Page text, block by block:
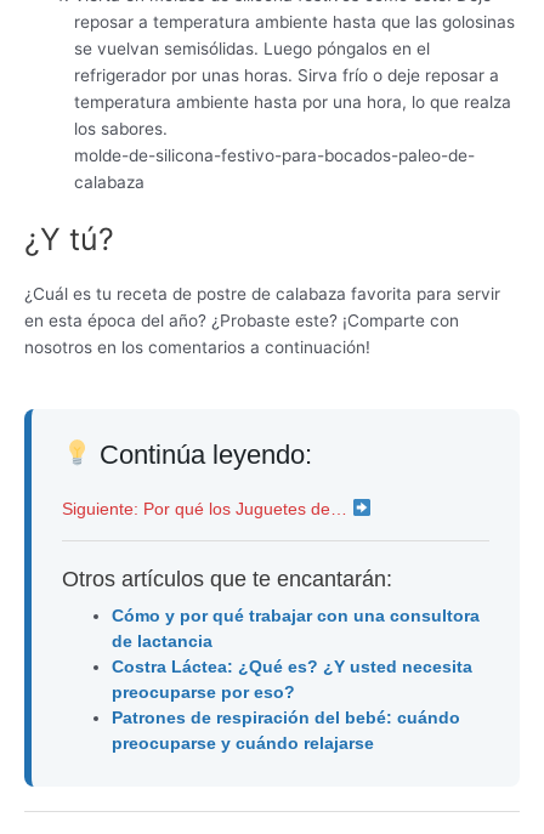
reposar a temperatura ambiente hasta que las golosinas
se vuelvan semisólidas. Luego póngalos en el
refrigerador por unas horas. Sirva frío o deje reposar a
temperatura ambiente hasta por una hora, lo que realza
los sabores.
molde-de-silicona-festivo-para-bocados-paleo-de-
calabaza
¿Y tú?
¿Cuál es tu receta de postre de calabaza favorita para servir
en esta época del año? ¿Probaste este? ¡Comparte con
nosotros en los comentarios a continuación!
Continúa leyendo:
Siguiente: Por qué los Juguetes de…
Otros artículos que te encantarán:
Cómo y por qué trabajar con una consultora
de lactancia
Costra Láctea: ¿Qué es? ¿Y usted necesita
preocuparse por eso?
Patrones de respiración del bebé: cuándo
preocuparse y cuándo relajarse